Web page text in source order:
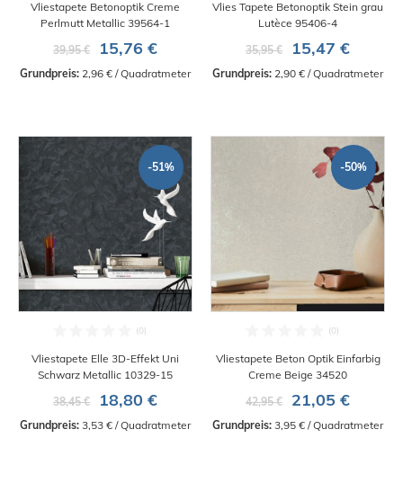
Vliestapete Betonoptik Creme
Perlmutt Metallic 39564-1
39,95 €
15,76 €
Grundpreis: 2,96 € / Quadratmeter
Vlies Tapete Betonoptik Stein grau
Lutèce 95406-4
35,95 €
15,47 €
Grundpreis: 2,90 € / Quadratmeter
-51%
Vliestapete Elle 3D-Effekt Uni
Schwarz Metallic 10329-15
38,45 €
18,80 €
Grundpreis: 3,53 € / Quadratmeter
-50%
Vliestapete Beton Optik Einfarbig
Creme Beige 34520
42,95 €
21,05 €
Grundpreis: 3,95 € / Quadratmeter